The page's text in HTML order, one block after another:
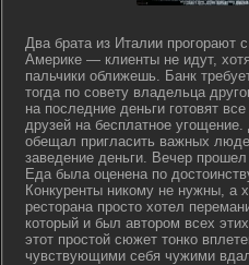
Два брата из Италии прогорают
Америке — клиенты не идут,
пальчики оближешь. Банк
тогда по совету владельца
на последние деньги готовят
друзей на бесплатное
обещал пригласить важных
заведение деньги. Вечер
Еда была оценена по
Конкуренты никому не нужны, а
ресторана просто хотел
который и был автором всех
этот простой сюжет тонко
чувствующими себя чужими